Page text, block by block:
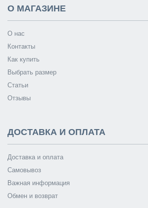
О МАГАЗИНЕ
О нас
Контакты
Как купить
Выбрать размер
Статьи
Отзывы
ДОСТАВКА И ОПЛАТА
Доставка и оплата
Самовывоз
Важная информация
Обмен и возврат